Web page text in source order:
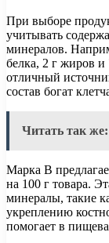
При выборе
учитывать
минералов.
белка, 2 г жиров и
отличный
состав богат
Читать так же:
Марка B
на 100 г товара.
минералы, такие
укреплению
помогает в